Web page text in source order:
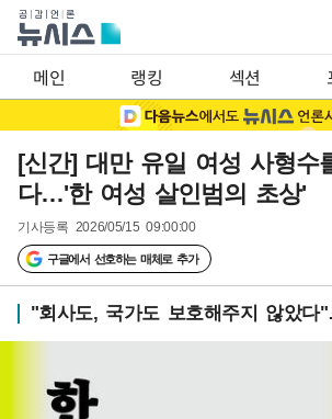
메인 랭킹 섹션
[신간] 대만 유일 여성 사형수
다…'한 여성 살인범의 초상'
기사등록 2026/05/15 09:00:00
구글에서 선호하는 매체로 추가
"회사도, 국가도 보호해주지 않았다